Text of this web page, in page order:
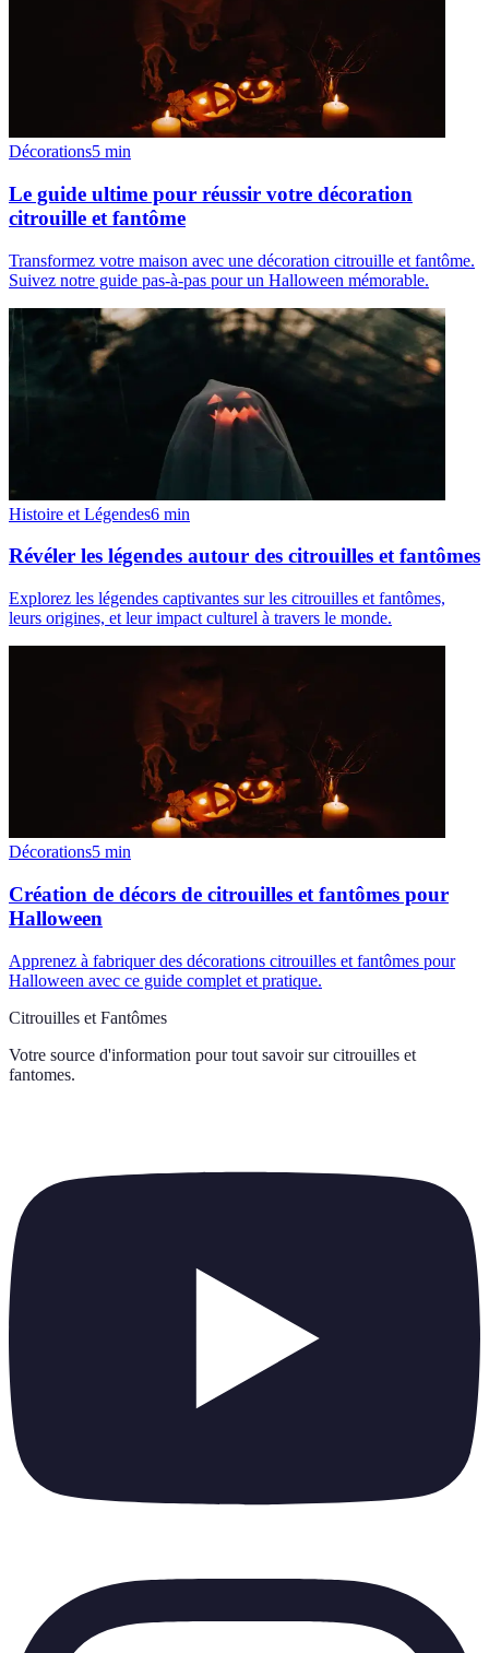
Décorations5 min
Le guide ultime pour réussir votre décoration
citrouille et fantôme
Transformez votre maison avec une décoration citrouille et fantôme.
Suivez notre guide pas-à-pas pour un Halloween mémorable.
Histoire et Légendes6 min
Révéler les légendes autour des citrouilles et fantômes
Explorez les légendes captivantes sur les citrouilles et fantômes,
leurs origines, et leur impact culturel à travers le monde.
Décorations5 min
Création de décors de citrouilles et fantômes pour
Halloween
Apprenez à fabriquer des décorations citrouilles et fantômes pour
Halloween avec ce guide complet et pratique.
Citrouilles et Fantômes
Votre source d'information pour tout savoir sur citrouilles et
fantomes.